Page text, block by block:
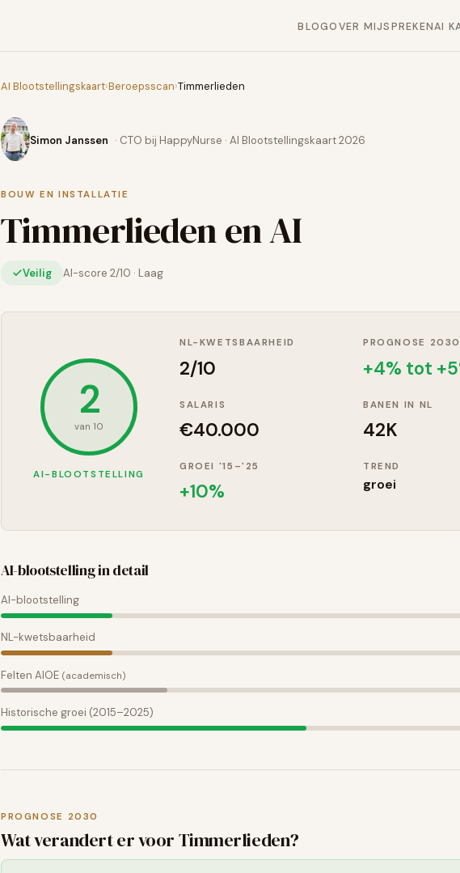
BLOGOVER MIJSPREKENAI
AI Blootstellingskaart›Beroepsscan›Timmerlieden
Simon Janssen · CTO bij HappyNurse · AI Blootstellingskaart 2026
BOUW EN INSTALLATIE
Timmerliedenen AI
Veilig AI-score 2/10 · Laag
2
van 10
AI-BLOOTSTELLING
NL-KWETSBAARHEID
2/10
PROGNOSE 2030
+4% tot
SALARIS
€40.000
BANEN IN NL
42K
GROEI '15–'25
+10%
TREND
groei
AI-blootstelling in detail
AI-blootstelling
NL-kwetsbaarheid
Felten AIOE (academisch)
Historische groei (2015–2025)
PROGNOSE 2030
Wat verandert er voor Timmerlieden?